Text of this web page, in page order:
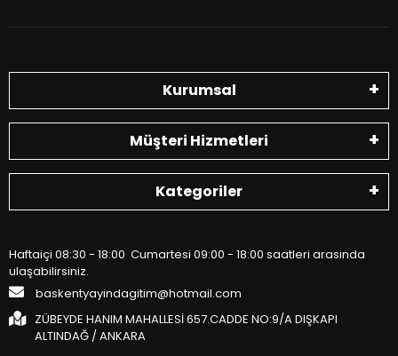
Kurumsal
Müşteri Hizmetleri
Kategoriler
Haftaiçi 08:30 - 18:00 Cumartesi 09:00 - 18:00 saatleri arasında
ulaşabilirsiniz.
baskentyayindagitim@hotmail.com
ZÜBEYDE HANIM MAHALLESİ 657.CADDE NO:9/A DIŞKAPI
ALTINDAĞ / ANKARA